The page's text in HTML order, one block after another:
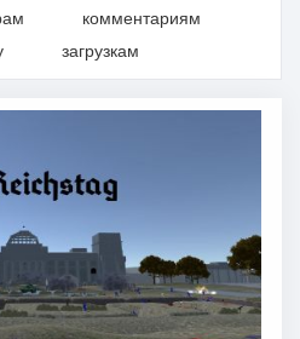
комментариям
загрузкам